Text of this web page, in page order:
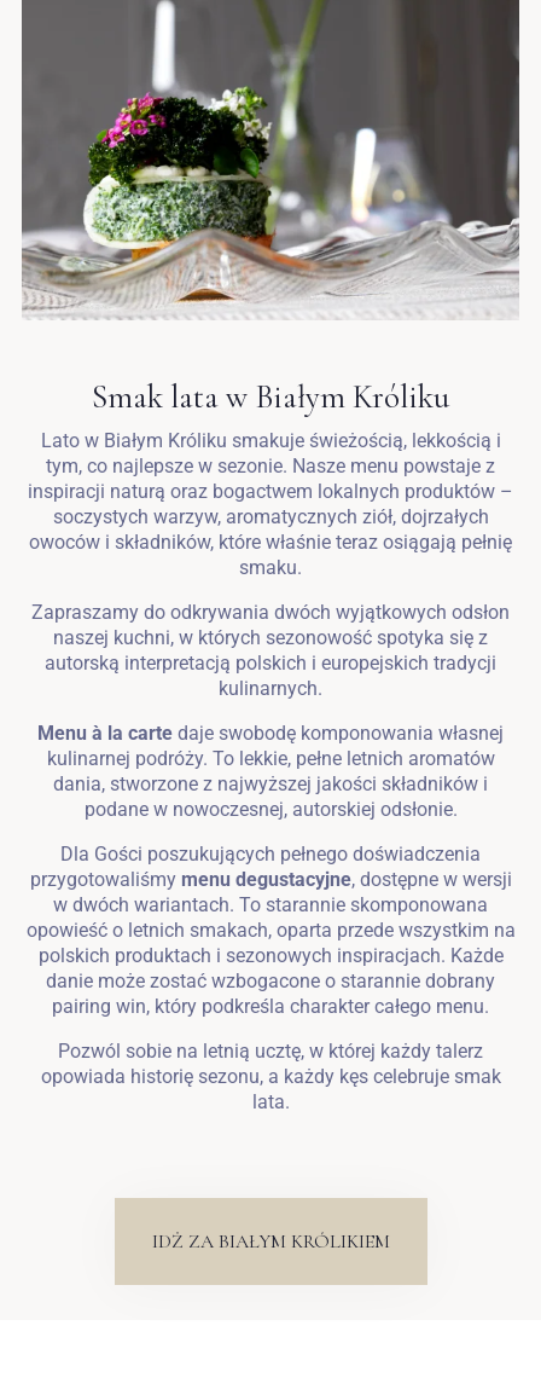
Smak lata w Białym Króliku
Lato w Białym Króliku smakuje świeżością, lekkością i
tym, co najlepsze w sezonie. Nasze menu powstaje z
inspiracji naturą oraz bogactwem lokalnych produktów –
soczystych warzyw, aromatycznych ziół, dojrzałych
owoców i składników, które właśnie teraz osiągają pełnię
smaku.
Zapraszamy do odkrywania dwóch wyjątkowych odsłon
naszej kuchni, w których sezonowość spotyka się z
autorską interpretacją polskich i europejskich tradycji
kulinarnych.
Menu à la carte daje swobodę komponowania własnej
kulinarnej podróży. To lekkie, pełne letnich aromatów
dania, stworzone z najwyższej jakości składników i
podane w nowoczesnej, autorskiej odsłonie.
Dla Gości poszukujących pełnego doświadczenia
przygotowaliśmy menu degustacyjne, dostępne w wersji
w dwóch wariantach. To starannie skomponowana
opowieść o letnich smakach, oparta przede wszystkim na
polskich produktach i sezonowych inspiracjach. Każde
danie może zostać wzbogacone o starannie dobrany
pairing win, który podkreśla charakter całego menu.
Pozwól sobie na letnią ucztę, w której każdy talerz
opowiada historię sezonu, a każdy kęs celebruje smak
lata.
IDŻ ZA BIAŁYM KRÓLIKIEM